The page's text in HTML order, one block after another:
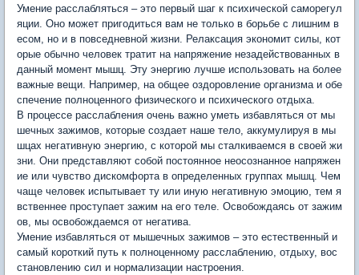
Умение расслабляться – это первый шаг к психической саморегул
яции. Оно может пригодиться вам не только в борьбе с лишним в
есом, но и в повседневной жизни. Релаксация экономит силы, кот
орые обычно человек тратит на напряжение незадействованных в
данный момент мышц. Эту энергию лучше использовать на более
важные вещи. Например, на общее оздоровление организма и обе
спечение полноценного физического и психического отдыха.
В процессе расслабления очень важно уметь избавляться от мы
шечных зажимов, которые создает наше тело, аккумулируя в мы
шцах негативную энергию, с которой мы сталкиваемся в своей жи
зни. Они представляют собой постоянное неосознанное напряжен
ие или чувство дискомфорта в определенных группах мышц. Чем
чаще человек испытывает ту или иную негативную эмоцию, тем я
вственнее проступает зажим на его теле. Освобождаясь от зажим
ов, мы освобождаемся от негатива.
Умение избавляться от мышечных зажимов – это естественный и
самый короткий путь к полноценному расслаблению, отдыху, вос
становлению сил и нормализации настроения.